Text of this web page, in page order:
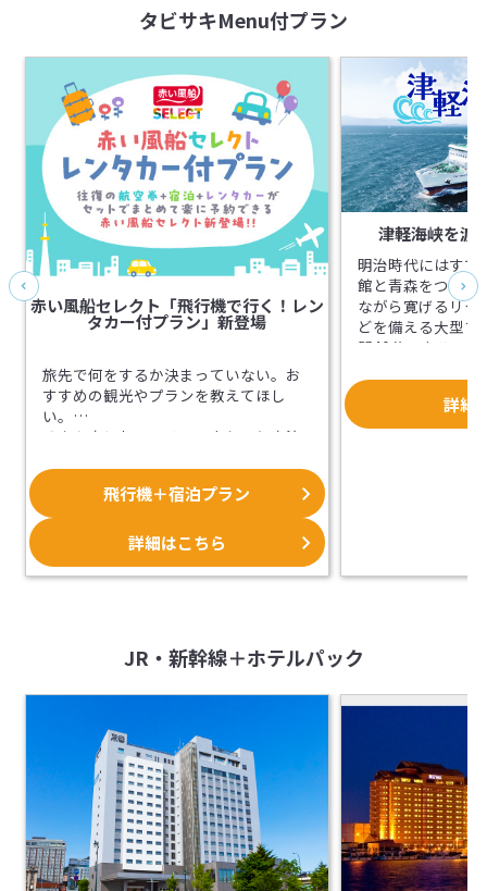
タビサキMenu付プラン
赤い風船セレクト「飛行機で行く！レン
タカー付プラン」新登場
旅先で何をするか決まっていない。お
すすめの観光やプランを教えてほし
い。
そんな方におススメ！アクセスと宿泊
レクト」が新登場。
第一弾は北海道の旅に欠かせないレン
タカー付プランです。
雪も解けて、ドライブを楽しむのに最
適な季節がいよいよ到来！
今年は赤い風船セレクトのレンタカー
飛行機＋宿泊プラン
詳細はこちら
津軽海峡を
明治時代にはすで
館と青森をつなぐ
ながら寛げるリク
どを備える大型フ
間40分のクルー
詳細
JR・新幹線＋ホテルパック